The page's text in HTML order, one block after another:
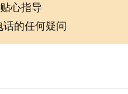
心指导
的任何疑问